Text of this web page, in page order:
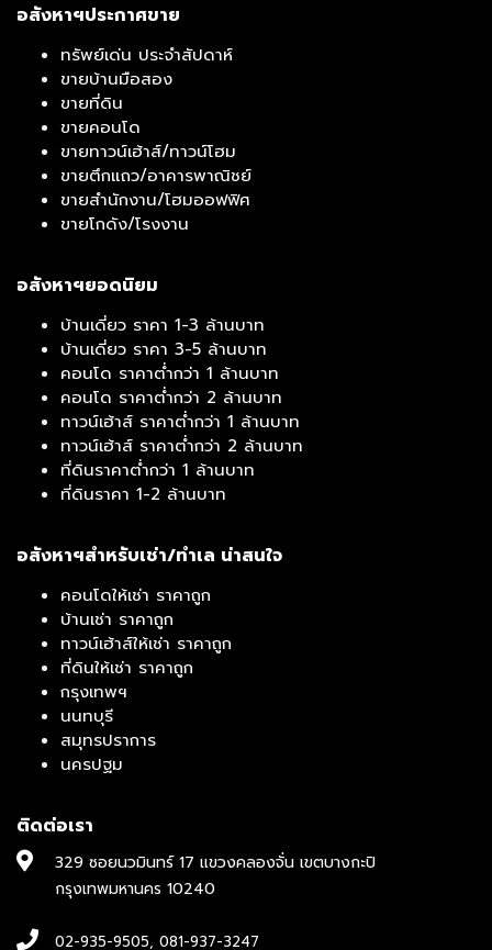
อสังหาฯประกาศขาย
ทรัพย์เด่น ประจำสัปดาห์
ขายบ้านมือสอง
ขายที่ดิน
ขายคอนโด
ขายทาวน์เฮ้าส์/ทาวน์โฮม
ขายตึกแถว/อาคารพาณิชย์
ขายสำนักงาน/โฮมออฟฟิศ
ขายโกดัง/โรงงาน
อสังหาฯยอดนิยม
บ้านเดี่ยว ราคา 1-3 ล้านบาท
บ้านเดี่ยว ราคา 3-5 ล้านบาท
คอนโด ราคาต่ำกว่า 1 ล้านบาท
คอนโด ราคาต่ำกว่า 2 ล้านบาท
ทาวน์เฮ้าส์ ราคาต่ำกว่า 1 ล้านบาท
ทาวน์เฮ้าส์ ราคาต่ำกว่า 2 ล้านบาท
ที่ดินราคาต่ำกว่า 1 ล้านบาท
ที่ดินราคา 1-2 ล้านบาท
อสังหาฯสำหรับเช่า/ทำเล น่าสนใจ
คอนโดให้เช่า ราคาถูก
บ้านเช่า ราคาถูก
ทาวน์เฮ้าส์ให้เช่า ราคาถูก
ที่ดินให้เช่า ราคาถูก
กรุงเทพฯ
นนทบุรี
สมุทรปราการ
นครปฐม
ติดต่อเรา
329 ซอยนวมินทร์ 17 แขวงคลองจั่น เขตบางกะปิ
กรุงเทพมหานคร 10240
02-935-9505, 081-937-3247